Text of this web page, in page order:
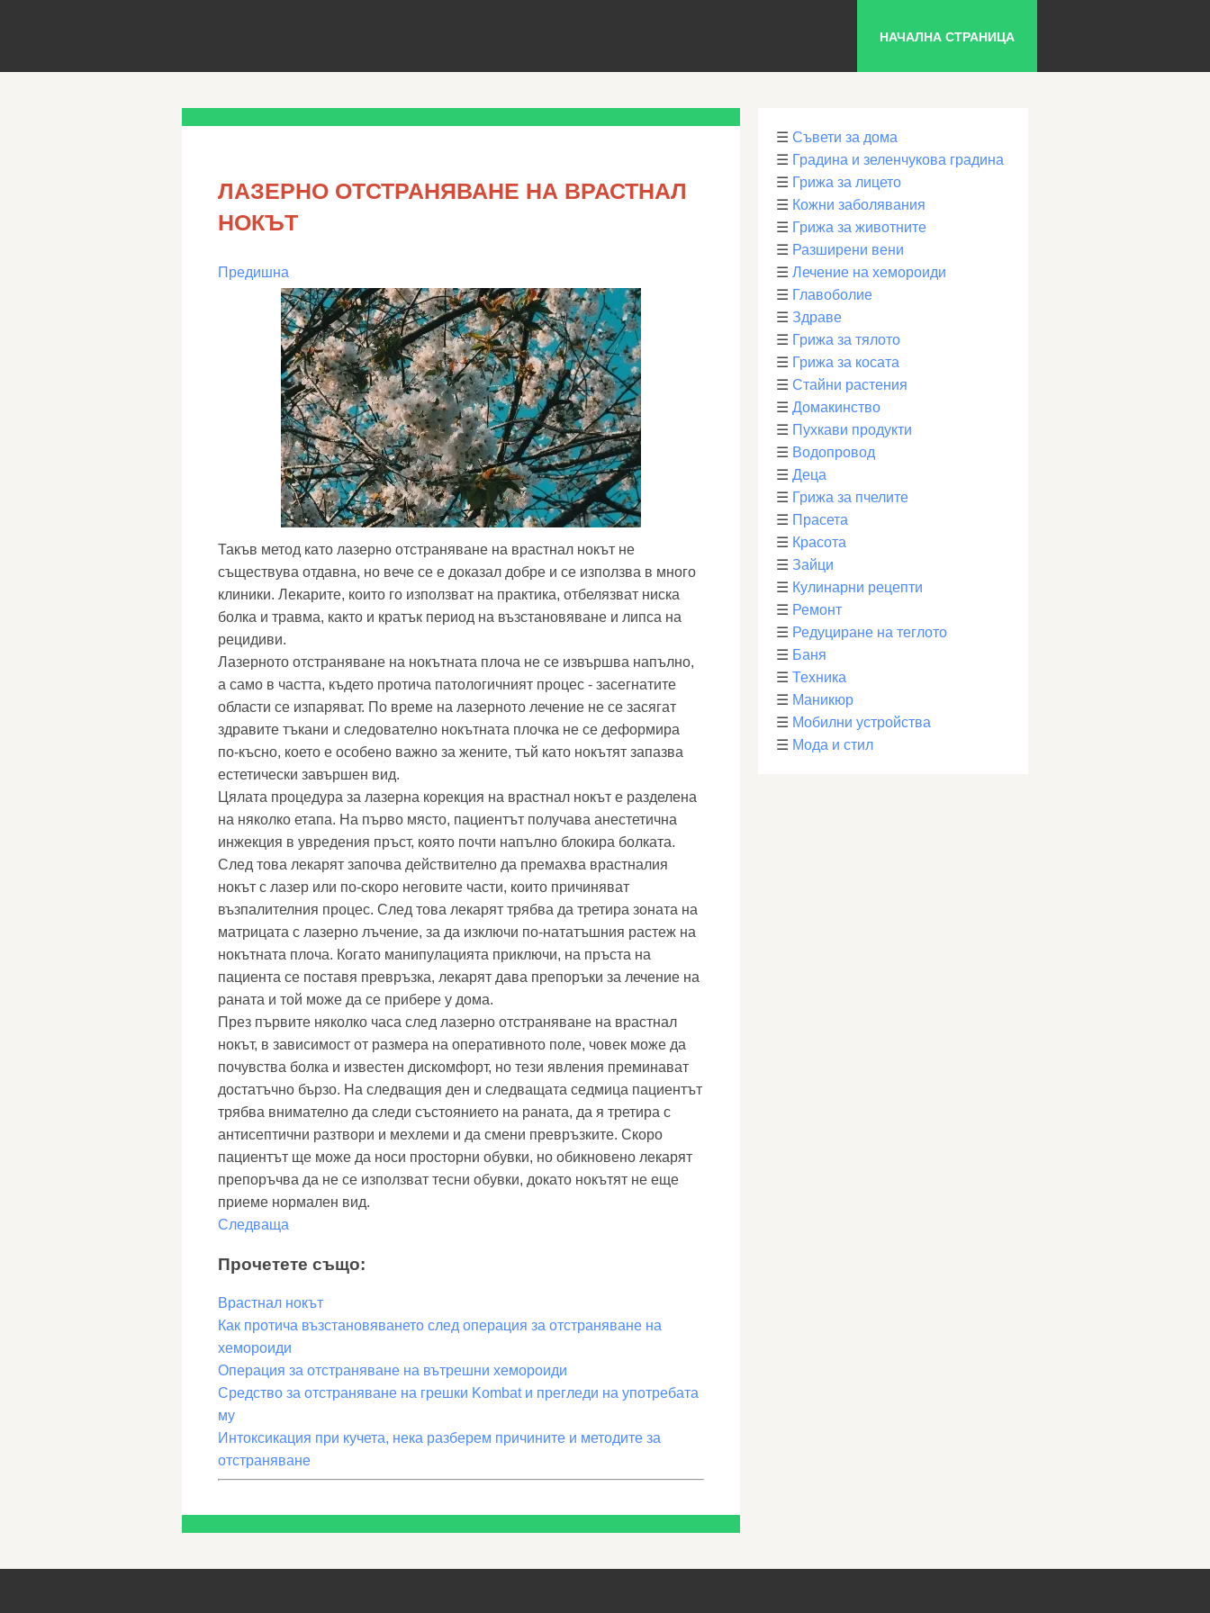
НАЧАЛНА СТРАНИЦА
ЛАЗЕРНО ОТСТРАНЯВАНЕ НА ВРАСТНАЛ
НОКЪТ
Предишна
Такъв метод като лазерно отстраняване на врастнал нокът не
съществува отдавна, но вече се е доказал добре и се използва в много
клиники. Лекарите, които го използват на практика, отбелязват ниска
болка и травма, както и кратък период на възстановяване и липса на
рецидиви.
Лазерното отстраняване на нокътната плоча не се извършва напълно,
а само в частта, където протича патологичният процес - засегнатите
области се изпаряват. По време на лазерното лечение не се засягат
здравите тъкани и следователно нокътната плочка не се деформира
по-късно, което е особено важно за жените, тъй като нокътят запазва
естетически завършен вид.
Цялата процедура за лазерна корекция на врастнал нокът е разделена
на няколко етапа. На първо място, пациентът получава анестетична
инжекция в увредения пръст, която почти напълно блокира болката.
След това лекарят започва действително да премахва врастналия
нокът с лазер или по-скоро неговите части, които причиняват
възпалителния процес. След това лекарят трябва да третира зоната на
матрицата с лазерно лъчение, за да изключи по-нататъшния растеж на
нокътната плоча. Когато манипулацията приключи, на пръста на
пациента се поставя превръзка, лекарят дава препоръки за лечение на
раната и той може да се прибере у дома.
През първите няколко часа след лазерно отстраняване на врастнал
нокът, в зависимост от размера на оперативното поле, човек може да
почувства болка и известен дискомфорт, но тези явления преминават
достатъчно бързо. На следващия ден и следващата седмица пациентът
трябва внимателно да следи състоянието на раната, да я третира с
антисептични разтвори и мехлеми и да смени превръзките. Скоро
пациентът ще може да носи просторни обувки, но обикновено лекарят
препоръчва да не се използват тесни обувки, докато нокътят не еще
приеме нормален вид.
Следваща
Прочетете също:
Врастнал нокът
Как протича възстановяването след операция за отстраняване на
хемороиди
Операция за отстраняване на вътрешни хемороиди
Средство за отстраняване на грешки Kombat и прегледи на употребата
му
Интоксикация при кучета, нека разберем причините и методите за
отстраняване
☰ Съвети за дома
☰ Градина и зеленчукова градина
☰ Грижа за лицето
☰ Кожни заболявания
☰ Грижа за животните
☰ Разширени вени
☰ Лечение на хемороиди
☰ Главоболие
☰ Здраве
☰ Грижа за тялото
☰ Грижа за косата
☰ Стайни растения
☰ Домакинство
☰ Пухкави продукти
☰ Водопровод
☰ Деца
☰ Грижа за пчелите
☰ Прасета
☰ Красота
☰ Зайци
☰ Кулинарни рецепти
☰ Ремонт
☰ Редуциране на теглото
☰ Баня
☰ Техника
☰ Маникюр
☰ Мобилни устройства
☰ Мода и стил